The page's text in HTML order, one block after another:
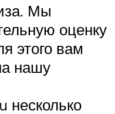
Мы
оценку
этого вам
нашу
несколько